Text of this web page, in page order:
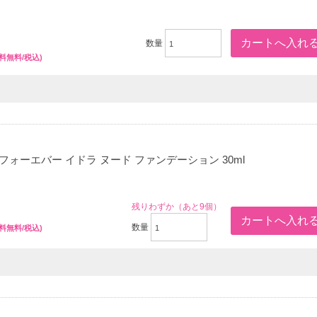
無料/税込)
数量
ォーエバー イドラ ヌード ファンデーション 30ml
無料/税込)
残りわずか（あと9個）
数量